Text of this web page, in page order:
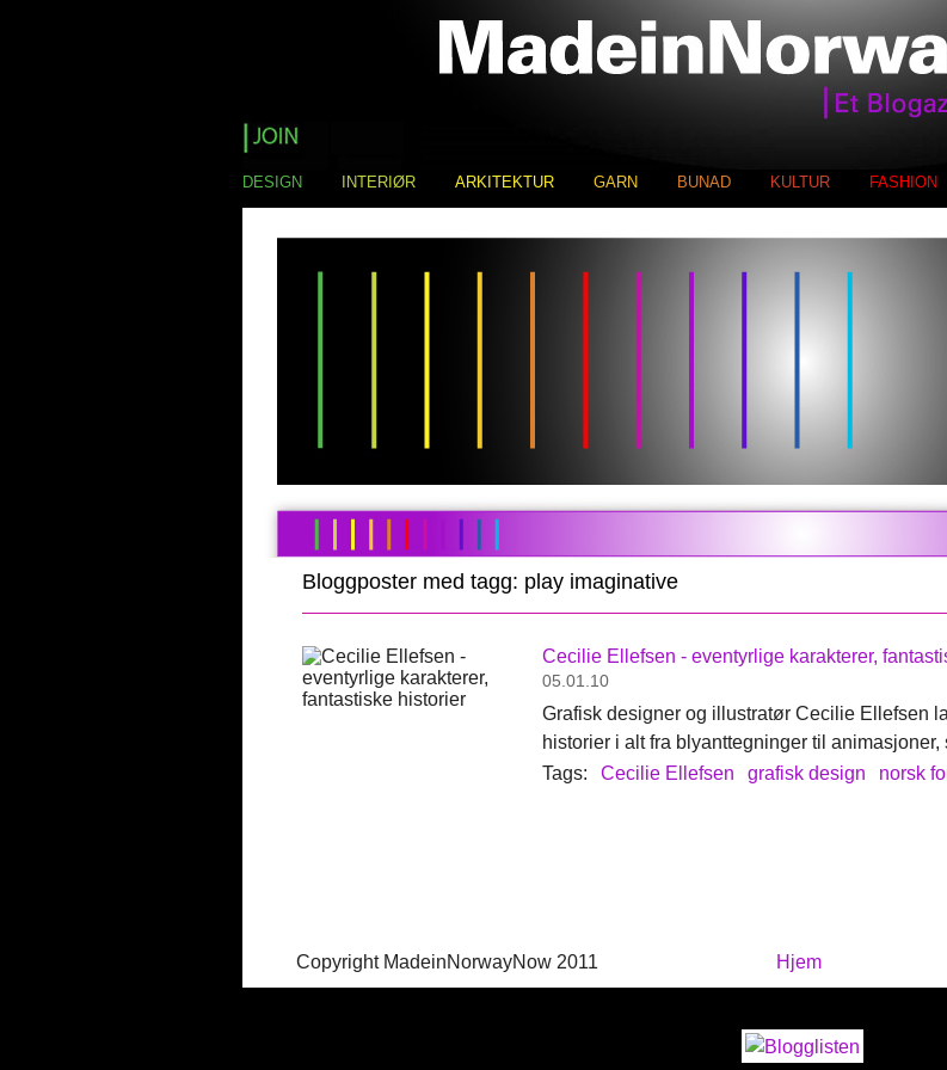
DESIGN INTERIØR ARKITEKTUR GARN BUNAD KULTUR FASHION
Bloggposter med tagg: play imaginative
Cecilie Ellefsen - eventyrlige karakterer,
05.01.10
Grafisk designer og illustratør Cecilie Ellefsen
historier i alt fra blyanttegninger til
Tags:
Cecilie Ellefsen grafisk design norsk
Copyright MadeinNorwayNow 2011 Hjem